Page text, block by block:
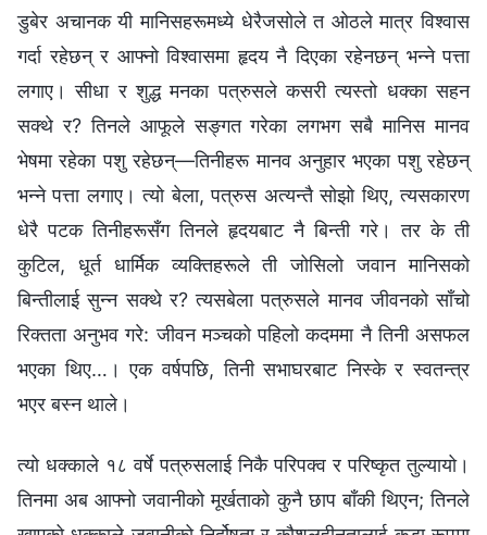
डुबेर अचानक यी मानिसहरूमध्ये धेरैजसोले त ओठले मात्र विश्‍वास
गर्दा रहेछन् र आफ्नो विश्वासमा हृदय नै दिएका रहेनछन् भन्ने पत्ता
लगाए। सीधा र शुद्ध मनका पत्रुसले कसरी त्यस्तो धक्का सहन
सक्थे र? तिनले आफूले सङ्गत गरेका लगभग सबै मानिस मानव
भेषमा रहेका पशु रहेछन्—तिनीहरू मानव अनुहार भएका पशु रहेछन्
भन्ने पत्ता लगाए। त्यो बेला, पत्रुस अत्यन्तै सोझो थिए, त्यसकारण
धेरै पटक तिनीहरूसँग तिनले हृदयबाट नै बिन्ती गरे। तर के ती
कुटिल, धूर्त धार्मिक व्यक्तिहरूले ती जोसिलो जवान मानिसको
बिन्तीलाई सुन्न सक्थे र? त्यसबेला पत्रुसले मानव जीवनको साँचो
रिक्तता अनुभव गरे: जीवन मञ्चको पहिलो कदममा नै तिनी असफल
भएका थिए…। एक वर्षपछि, तिनी सभाघरबाट निस्के र स्वतन्त्र
भएर बस्न थाले।
त्यो धक्काले १८ वर्षे पत्रुसलाई निकै परिपक्व र परिष्कृत तुल्यायो।
तिनमा अब आफ्नो जवानीको मूर्खताको कुनै छाप बाँकी थिएन; तिनले